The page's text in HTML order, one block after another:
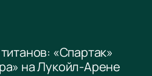
«Спартак»
на Лукойл-Арене